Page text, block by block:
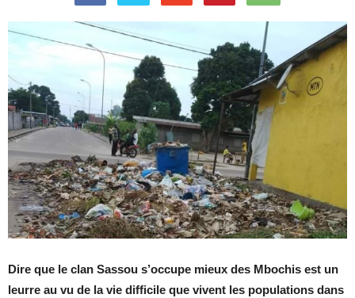
Dire que le clan Sassou s’occupe mieux des Mbochis est un
leurre au vu de la vie difficile que vivent les populations dans